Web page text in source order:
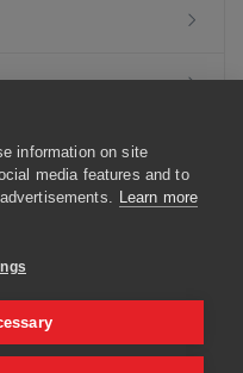
information on site
media features and to
Learn more